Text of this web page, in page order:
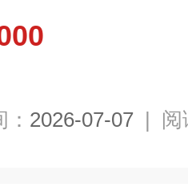
2026-07-07 | 阅